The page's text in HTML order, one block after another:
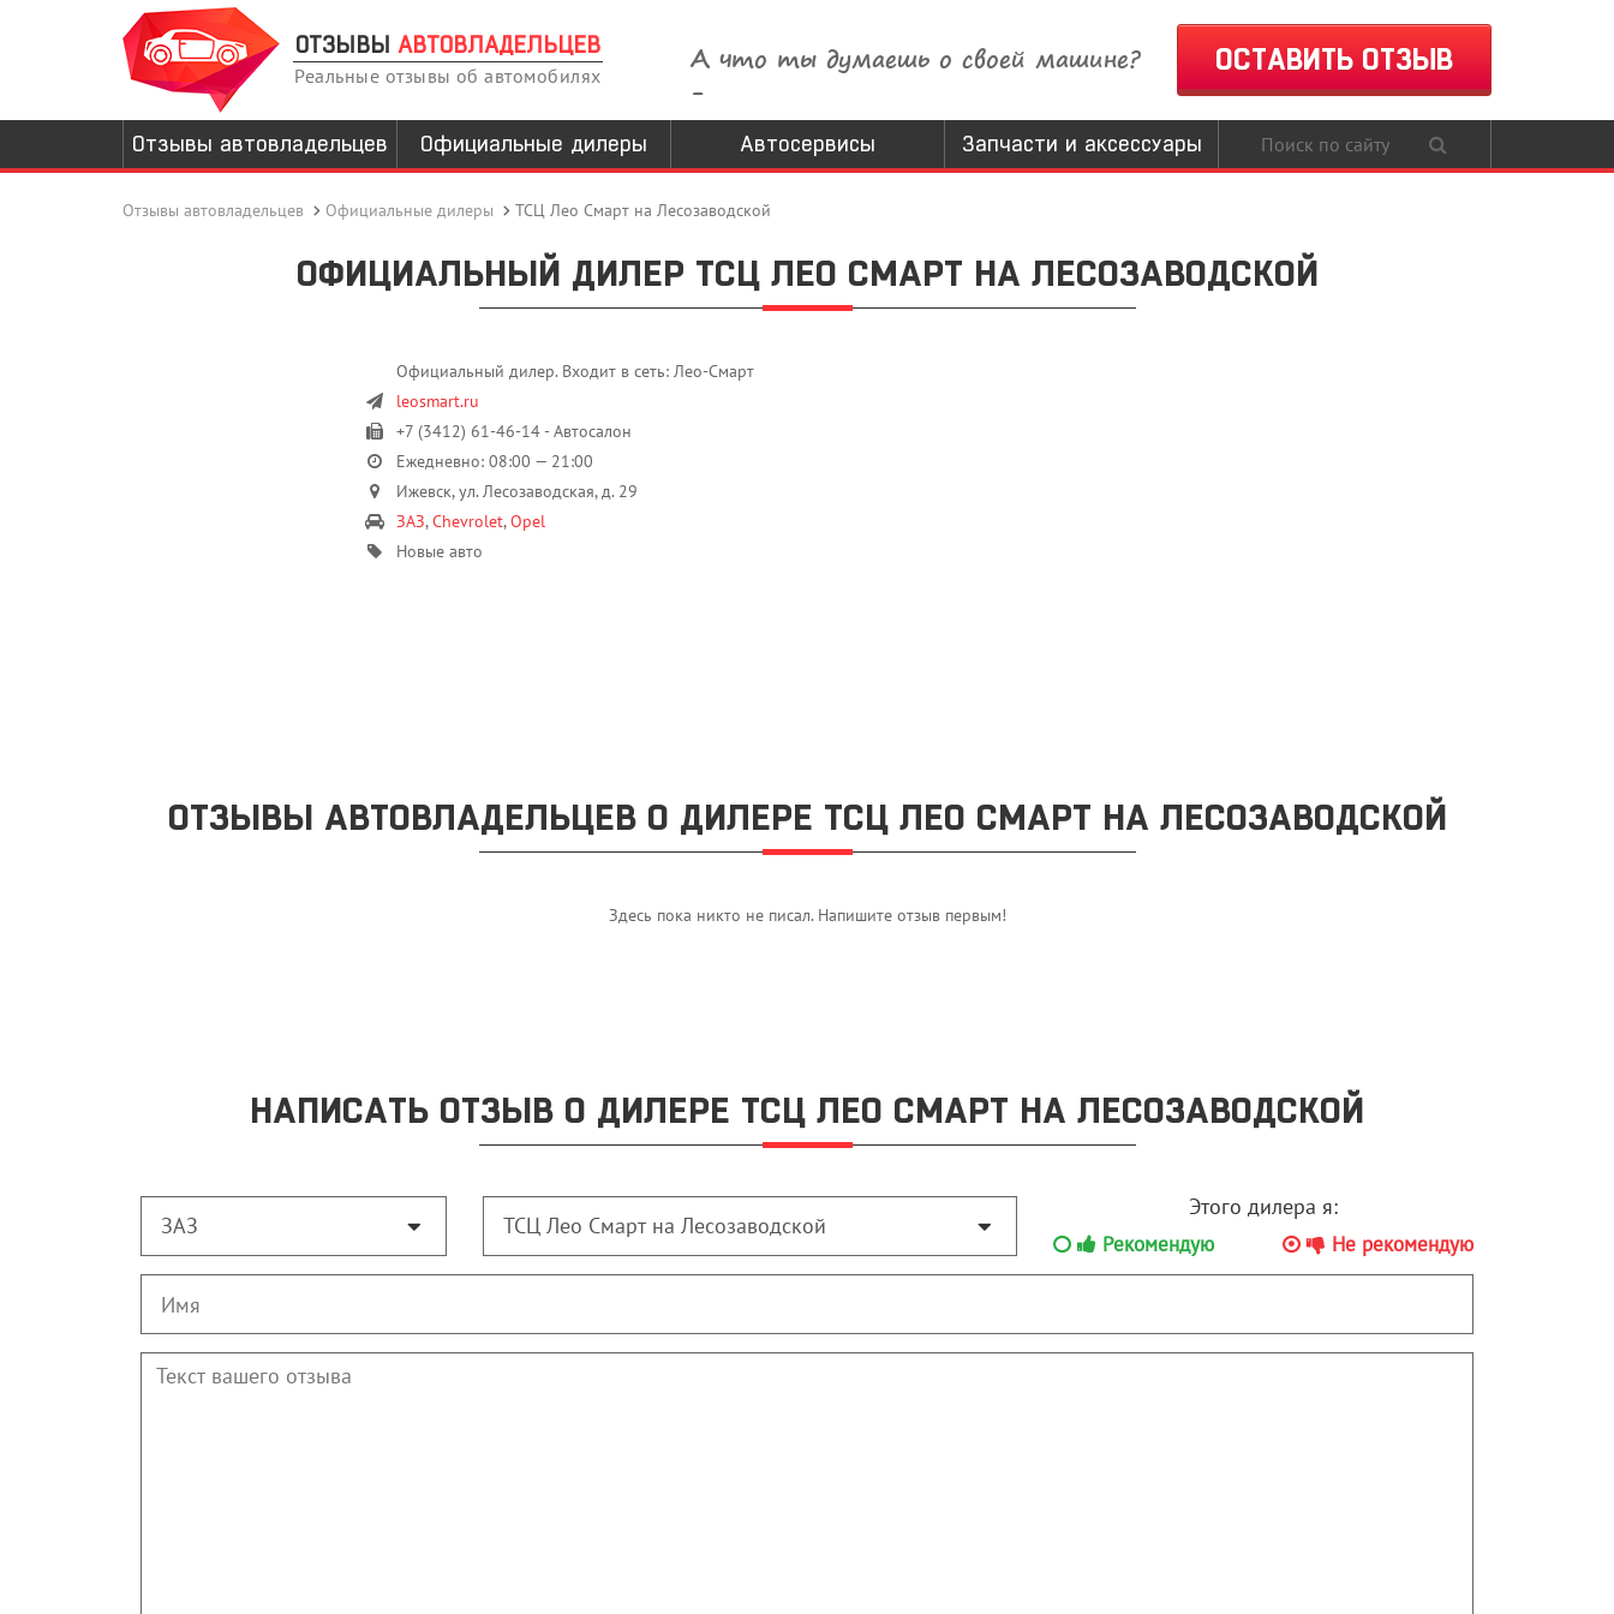
ОТЗЫВЫ АВТОВЛАДЕЛЬЦЕВ
Реальные отзывы об автомобилях
А что ты думаешь о своей машине?
-
ОСТАВИТЬ ОТЗЫВ
Отзывы автовладельцев Официальные дилеры Автосервисы Запчасти и аксессуары
Отзывы автовладельцев Официальные дилеры ТСЦ Лео Смарт на Лесозаводской
ОФИЦИАЛЬНЫЙ ДИЛЕР ТСЦ ЛЕО СМАРТ НА ЛЕСОЗАВОДСКОЙ
Официальный дилер. Входит в сеть: Лео-Смарт
leosmart.ru
+7 (3412) 61-46-14 - Автосалон
Ежедневно: 08:00 — 21:00
Ижевск, ул. Лесозаводская, д. 29
ЗАЗ,Chevrolet,Opel
Новые авто
ОТЗЫВЫ АВТОВЛАДЕЛЬЦЕВ О ДИЛЕРЕ ТСЦ ЛЕО СМАРТ НА ЛЕСОЗАВОДСКОЙ
Здесь пока никто не писал. Напишите отзыв первым!
НАПИСАТЬ ОТЗЫВ О ДИЛЕРЕ ТСЦ ЛЕО СМАРТ НА ЛЕСОЗАВОДСКОЙ
Этого дилера я:
Рекомендую Не рекомендую